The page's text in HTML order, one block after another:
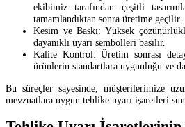
ekibimiz tarafından çeşitli
tamamlandıktan sonra üretime geçilir.
Kesim ve Baskı: Yüksek
dayanıklı uyarı sembolleri basılır.
Kalite Kontrol: Üretim sonrası
ürünlerin standartlara uygunluğu ve
Bu süreçler sayesinde, müşterilerimize
mevzuatlara uygun tehlike uyarı işaretleri